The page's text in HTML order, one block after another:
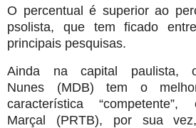
O percentual é superior ao
psolista, que tem ficado
principais pesquisas.
Ainda na capital paulista,
Nunes (MDB) tem o
característica
Marçal (PRTB), por sua